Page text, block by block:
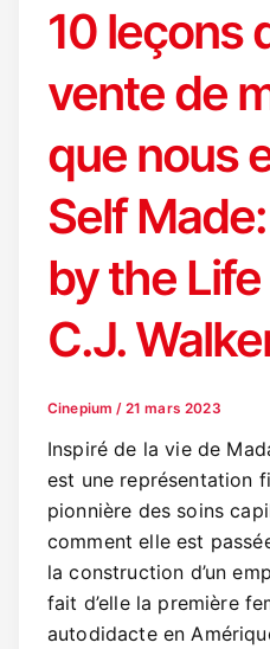
10 leçons
vente de
que nous
Self
by the
C.J.
Cinepium / 21 mars 2023
Inspiré de la vie de
est une représentation
pionnière des soins
comment elle est
la construction d’un
fait d’elle la première
autodidacte en